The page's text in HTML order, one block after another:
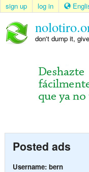
sign up log in
don't dump it,
Posted ads
Username: bern